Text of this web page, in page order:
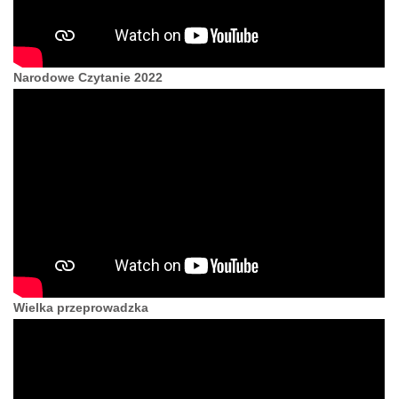
Narodowe Czytanie 2022
Wielka przeprowadzka